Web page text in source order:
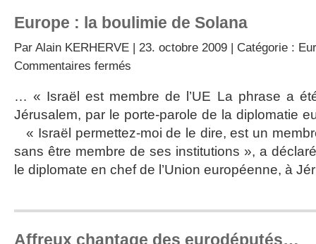
Europe : la boulimie de Solana
Par Alain KERHERVE | 23. octobre 2009 | Catégorie :
Commentaires fermés
la
boulimie
Solana
… « Israël est membre de l’UE La phrase a
Jérusalem, par le porte-parole de la diplomatie
« Israël permettez-moi de le dire, est un
sans être membre de ses institutions », a
le diplomate en chef de l’Union européenne, à
Affreux chantage des eurodéputés…